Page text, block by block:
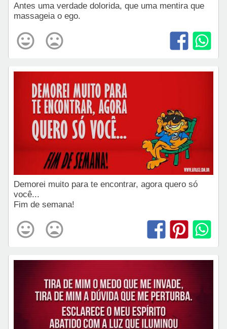
Antes uma verdade dolorida, que uma mentira que
massageia o ego.
Demorei muito para te encontrar, agora quero só
você...
Fim de semana!